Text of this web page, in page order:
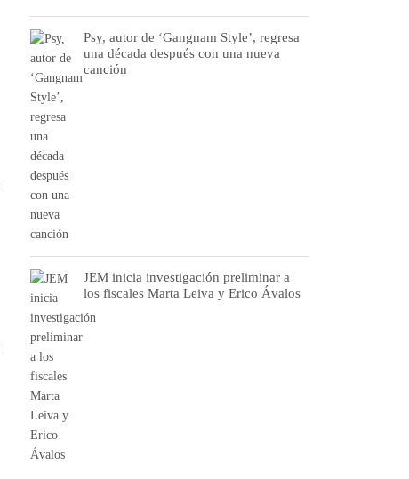
Psy, autor de ‘Gangnam Style’, regresa
una década después con una nueva
canción
JEM inicia investigación preliminar a
los fiscales Marta Leiva y Erico Ávalos